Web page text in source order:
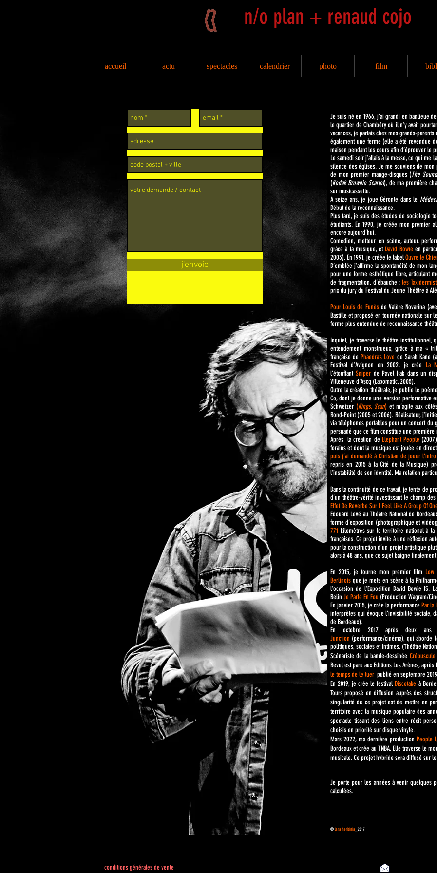
n/o plan + renaud cojo
accueil actu spectacles calendrier photo film
j'envoie
Je suis né en 1966, j’ai grandi en banlieue
le quartier de Chambéry où il n’y avait
vacances, je partais chez mes grands-
également une ferme (elle a été revendue
maison pendant les cours afin d’éprouver le
Le samedi soir j’allais à la messe, ce qui me
silence des églises. Je me souviens de
de mon premier mange-disques (The
(Kodak Brownie Scarlet), de ma première
sur musicassette.
A seize ans, je joue Géronte dans le
Début de la reconnaissance.
Plus tard, je suis des études de sociologie
étudiants. En 1990, je créée mon premier
encore aujourd’hui.
Comédien, metteur en scène, auteur,
grâce à la musique, etDavid Bowieen
2003). En 1991, je créée le labelOuvre le
D’emblée j’affirme la spontanéité de mon
pour une forme esthétique libre, articulant
de fragmentation, d’ébauche :les
prix du jury du Festival du Jeune Théâtre à
Pour Louis de Funès de Valère Novarina
Bastille et proposé en tournée nationale sur
forme plus entendue de reconnaissance
Inquiet, je traverse le théâtre institutionnel,
entendement monstrueux, grâce à ma «
française dePhaedra’s Love de Sarah Kane
Festival d’Avignon en 2002, je crée La
l’étouffantSniper de Pavel Hak dans un
Villeneuve d’Ascq (Labomatic, 2005).
Outre la création théâtrale, je publie le
Co, dont je donne une version performative
Schweizer (Kings, Scan) et m’agite aux
Rond-Point (2005 et 2006). Réalisateur, j’initie
via téléphones portables pour un concert du
persuadé que ce film constitue une première
Après la création de Elephant People
forains et dont la musique est jouée en
puis j’ai demandé à Christian de jouer
repris en 2015 à la Cité de la Musique)
l’instabilité de son identité. Ma relation
Dans la continuité de ce travail, je tente de
d’un théâtre-vérité investissant le champ
Effet De Reverbe Sur I Feel Like A Group Of
Edouard Levé au Théâtre National de
forme d’exposition (photographique et
771 kilomètres sur le territoire national à la
françaises. Ce projet invite à une réflexion
pour la construction d’un projet artistique
alors à 48 ans, que ce sujet baigne
En 2015, je tourne mon premier film Low
Berlinois que je mets en scène à la
l’occasion de l’Exposition David Bowie
Belin Je Parle En Fou (Production Wagram/
En janvier 2015, je crée la performance Par la
interprètes qui évoque l’invisibilité sociale,
de Bordeaux).
En octobre 2017 après deux
Junction (performance/cinéma), qui aborde
politiques, sociales et intimes. (Théâtre
Scénariste de la bande-dessinée
Revel est paru aux Editions Les Arènes,
le temps de le tuer publié en septembre
En 2019, je crée le festivalDiscotake à
Tours proposé en diffusion auprès des
singularité de ce projet est de mettre en
territoire avec la musique populaire des
spectacle tissant des liens entre récit
choisis en priorité sur disque vinyle.
Mars 2022, ma dernière production People
Bordeaux et crée au TNBA. Elle traverse le
musicale. Ce projet hybride sera diffusé sur
Je porte pour les années à venir quelques
calculées.
© lara herbinia _2017
conditions générales de vente